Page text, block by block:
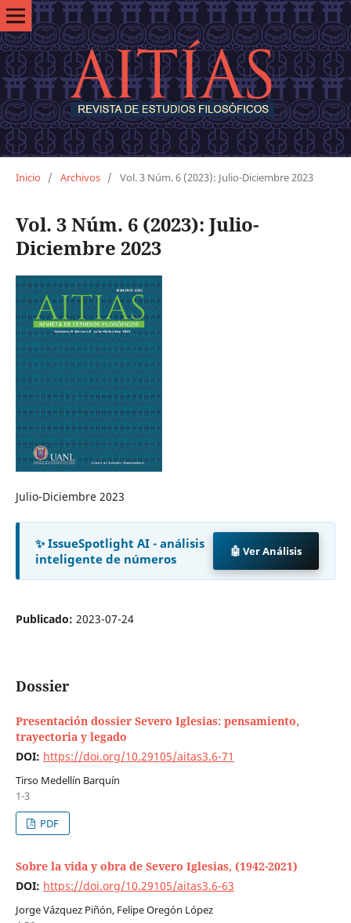
Inicio / Archivos / Vol. 3 Núm. 6 (2023): Julio-Diciembre 2023
Vol. 3 Núm. 6 (2023): Julio-
Diciembre 2023
Julio-Diciembre 2023
✨ IssueSpotlight AI - análisis
inteligente de números
🤖 Ver Análisis
Publicado: 2023-07-24
Dossier
Presentación dossier Severo Iglesias: pensamiento,
trayectoria y legado
DOI: https://doi.org/10.29105/aitas3.6-71
Tirso Medellín Barquín
1-3
PDF
Sobre la vida y obra de Severo Iglesias, (1942-2021)
DOI: https://doi.org/10.29105/aitas3.6-63
Jorge Vázquez Piñón, Felipe Oregón López